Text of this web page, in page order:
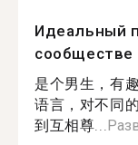
Идеальный
сообществе
是个男生，有
语言，对不同
到互相尊...